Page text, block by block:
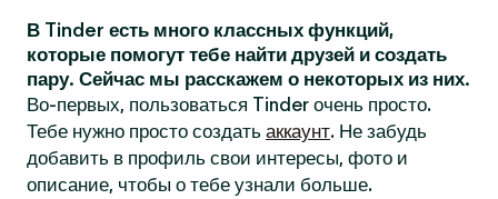
В Tinder есть много классных функций,
которые помогут тебе найти друзей и создать
пару. Сейчас мы расскажем о некоторых из них.
Во-первых, пользоваться Tinder очень просто.
Тебе нужно просто создать аккаунт. Не забудь
добавить в профиль свои интересы, фото и
описание, чтобы о тебе узнали больше.